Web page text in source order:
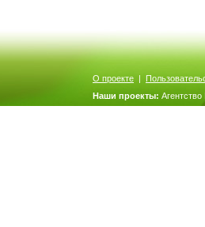
О проекте |
Наши проекты: